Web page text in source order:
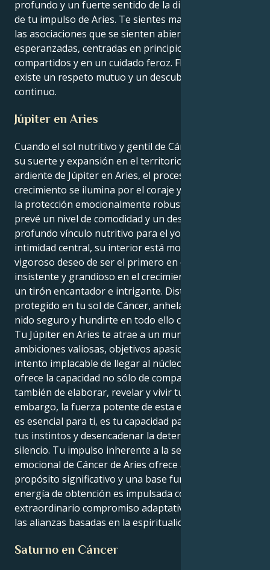
profundo y un fuerte sentido de la dirección a través
de tu impulso de Aries. Te sientes magnetizado por
las asociaciones que se sienten abiertas y
esperanzadas, centradas en principios espirituales
compartidos y en un cuidado feroz. Floreces cuando
existe un respeto mutuo y un descubrimiento
continuo.
Júpiter en Aries
Cuando el sol nutritivo y gentil de Cáncer descubre
su suerte y expansión en el territorio audaz y
ardiente de Júpiter en Aries, el proceso normal de
crecimiento se ilumina por el coraje y la afirmación y
la protección emocionalmente robusta. A medida que
prevé un nivel de comodidad y un deseo de un
profundo vínculo nutritivo para el yo exterior y la
intimidad central, su interior está motivado por el
vigoroso deseo de ser el primero en el mando
insistente y grandioso en el crecimiento. Lo que da
un tirón encantador e intrigante. Distante y
protegido en tu sol de Cáncer, anhelas construir un
nido seguro y hundirte en todo ello con reverencia.
Tu Júpiter en Aries te atrae a un mundo glorioso de
ambiciones valiosas, objetivos apasionados y un
intento implacable de llegar al núcleo de todo. Esto te
ofrece la capacidad no sólo de compartir, sino
también de elaborar, revelar y vivir tu devoción. Sin
embargo, la fuerza potente de esta entidad, y lo que
es esencial para ti, es tu capacidad para reaccionar a
tus instintos y desencadenar la determinación del
silencio. Tu impulso inherente a la sensibilidad
emocional de Cáncer de Aries ofrece a tu vida un
propósito significativo y una base fundamentada. Tu
energía de obtención es impulsada como un
extraordinario compromiso adaptativo apasionado a
las alianzas basadas en la espiritualidad.
Saturno en Cáncer